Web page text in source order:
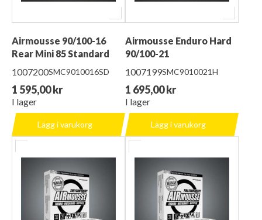
Airmousse 90/100-16
Rear Mini 85 Standard
1007200SMC9010016SD
1 595,00 kr
I lager
Lägg i varukorg
Airmousse Enduro Hard
90/100-21
1007199SMC9010021H
1 695,00 kr
I lager
Lägg i varukorg